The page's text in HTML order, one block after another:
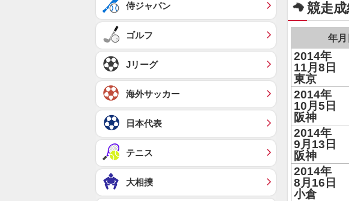
競走
年月
2014年
11月8日
東京
2014年
10月5日
阪神
2014年
9月13日
阪神
2014年
8月16日
小倉
侍ジャパン
ゴルフ
Jリーグ
海外サッカー
日本代表
テニス
大相撲